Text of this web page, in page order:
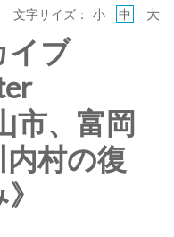
イブ
、富岡
村の復
文字サイズ： 小 中 大